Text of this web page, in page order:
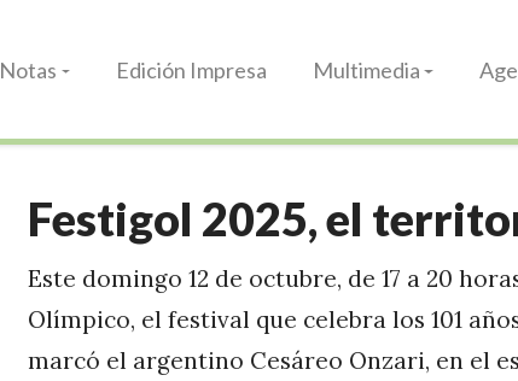
Notas Edición Impresa Multimedia
Festigol 2025, el
Este domingo 12 de octubre, de 17 a 20
Olímpico, el festival que celebra los 101
marcó el argentino Cesáreo Onzari, en el